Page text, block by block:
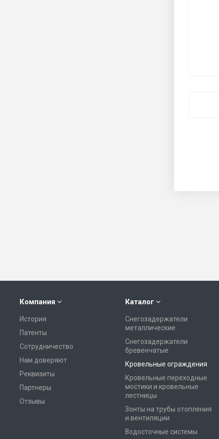
Компания
История
Патенты
Сотрудничество
Нам доверяют
Реквизиты
Партнеры
Отзывы
Каталог
Снегозадержатели
металлические
Снегозадержатели
бревенчатые
Кровельные ограждения
Кровельные переходные
мостики и кровельные
лестницы
Зонты на трубы отопления
и вентиляции
Водосточные системы